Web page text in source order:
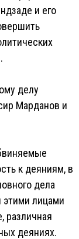
и его
делу
Марданов и
к деяниям, в
дела
лицами
различная
деяниях.